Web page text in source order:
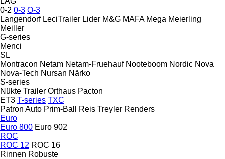
0-2 0-3 O-3
Langendorf LeciTrailer Lider M&G MAFA Mega Meierling
Meiller
G-series
Menci
SL
Montracon Netam Netam-Fruehauf Nooteboom Nordic Nova
Nova-Tech Nursan Närko
S-series
Nükte Trailer Orthaus Pacton
ET3 T-series TXC
Patron Auto Prim-Ball Reis Treyler Renders
Euro
Euro 800 Euro 902
ROC
ROC 12 ROC 16
Rinnen Robuste